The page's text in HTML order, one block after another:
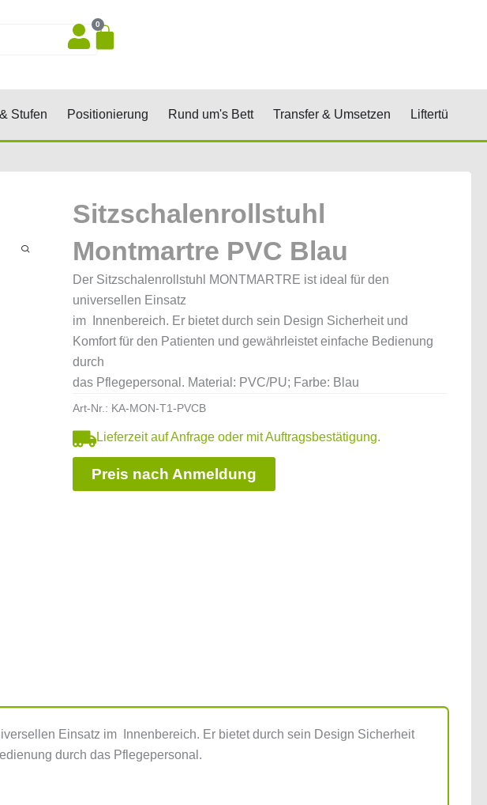
0
Warenkorb
Stufen Öffne Rampen & Stufen
Positionierung Öffne Positionierung
Rund um's Bett Öffne Rund um's Bett
Transfer & Umsetzen Öffne Transfer
Liftertücher
Sitzschalenrollstuhl
Montmartre PVC Blau
Der Sitzschalenrollstuhl MONTMARTRE ist ideal für den
universellen Einsatz
im Innenbereich. Er bietet durch sein Design Sicherheit und
Komfort für den Patienten und gewährleistet einfache Bedienung
durch
das Pflegepersonal. Material: PVC/PU; Farbe: Blau
Art-Nr.: KA-MON-T1-PVCB
Lieferzeit auf Anfrage oder mit Auftragsbestätigung.
Preis nach Anmeldung
Einsatz im Innenbereich. Er bietet durch sein Design Sicherheit
durch das Pflegepersonal.